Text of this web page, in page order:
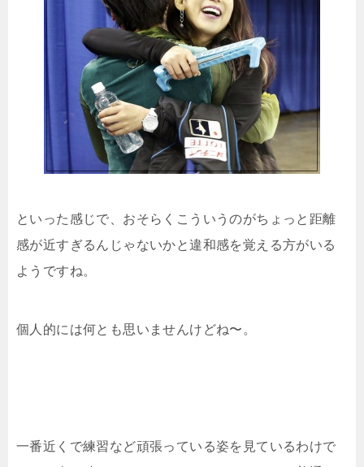
といった感じで、おそらくこういうのがちょっと距離
感が近すぎるんじゃないかと違和感を覚える方がいる
ようですね。
個人的には何とも思いませんけどね〜。
一番近くで練習など頑張っている姿を見ているわけで